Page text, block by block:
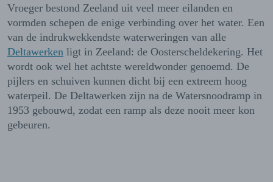
Vroeger bestond Zeeland uit veel meer eilanden en
vormden schepen de enige verbinding over het water. Een
van de indrukwekkendste waterweringen van alle
Deltawerken ligt in Zeeland: de Oosterscheldekering. Het
wordt ook wel het achtste wereldwonder genoemd. De
pijlers en schuiven kunnen dicht bij een extreem hoog
waterpeil. De Deltawerken zijn na de Watersnoodramp in
1953 gebouwd, zodat een ramp als deze nooit meer kon
gebeuren.